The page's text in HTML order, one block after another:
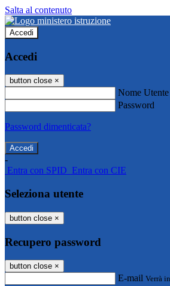
Salta al contenuto
Accedi
Accedi
button close ×
Nome Utente
Password
Password dimenticata?
-
Entra con SPID Entra con CIE
Seleziona utente
button close ×
Recupero password
button close ×
E-mail Verrà